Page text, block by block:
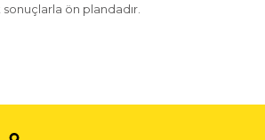
ön plandadır.